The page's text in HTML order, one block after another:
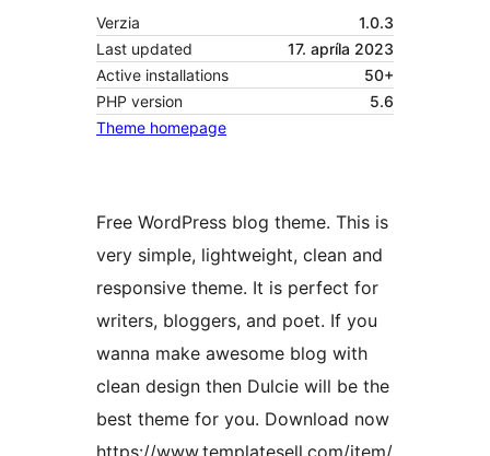
Verzia
1.0.3
Last updated
17. apríla 2023
Active installations
50+
PHP version
5.6
Theme homepage
Free WordPress blog theme. This is
very simple, lightweight, clean and
responsive theme. It is perfect for
writers, bloggers, and poet. If you
wanna make awesome blog with
clean design then Dulcie will be the
best theme for you. Download now